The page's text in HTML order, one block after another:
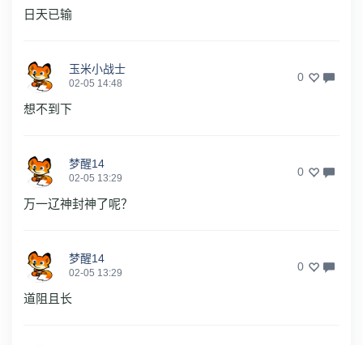
日天已输
玉米小战士
02-05 14:48 0
想不到下
梦醒14
02-05 13:29 0
万一辽神封神了呢？
梦醒14
02-05 13:29 0
道阻且长